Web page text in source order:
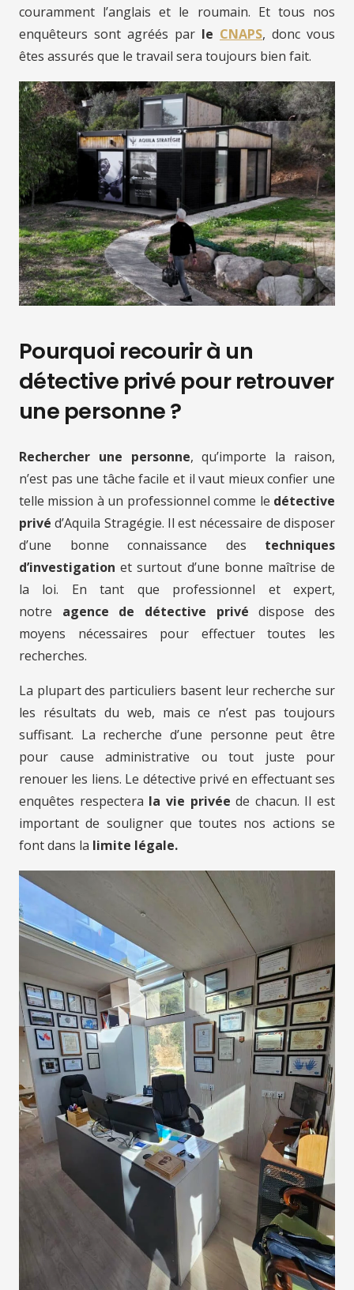
couramment l’anglais et le roumain. Et tous nos
enquêteurs sont agréés par le CNAPS, donc vous
êtes assurés que le travail sera toujours bien fait.
Pourquoi recourir à un
détective privé pour retrouver
une personne ?
Rechercher une personne, qu’importe la raison,
n’est pas une tâche facile et il vaut mieux confier une
telle mission à un professionnel comme le détective
privé d’Aquila Stragégie. Il est nécessaire de disposer
d’une bonne connaissance des techniques
d’investigation et surtout d’une bonne maîtrise de
la loi. En tant que professionnel et expert,
notre agence de détective privé dispose des
moyens nécessaires pour effectuer toutes les
recherches.
La plupart des particuliers basent leur recherche sur
les résultats du web, mais ce n’est pas toujours
suffisant. La recherche d’une personne peut être
pour cause administrative ou tout juste pour
renouer les liens. Le détective privé en effectuant ses
enquêtes respectera la vie privéede chacun. Il est
important de souligner que toutes nos actions se
font dans la limite légale.